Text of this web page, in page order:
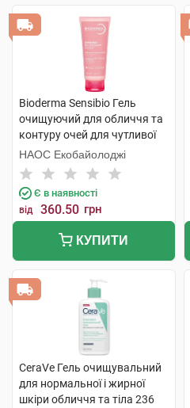
Bioderma Sensibio Гель
очищуючий для обличчя та
контуру очей для чутливої
шкіри 100 мл 1 туба
НАОС Екобайолоджі
Є в наявності
від 360.50 грн
КУПИТИ
CeraVe Гель очищувальний
для нормальної і жирної
шкіри обличчя та тіла 236